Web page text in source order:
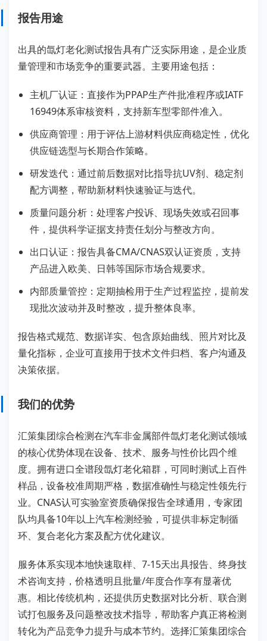
报告用途
出具的氙灯老化测试报告具有广泛实际用途，是企业质
量管理和市场竞争的重要武器。主要用途包括：
主机厂认证：直接作为PPAP生产件批准程序或IATF
16949体系审核资料，支持新车型零部件准入。
供应商管理：用于评估上游材料供应商稳定性，优化
供应链选型与长期合作策略。
研发迭代：通过前后数据对比指导抗UV剂、稳定剂
配方调整，帮助新材料快速验证与迭代。
质量问题分析：处理客户投诉、现场失效或召回事
件，提供科学证据支持责任划分与整改方向。
出口认证：报告具备CMA/CNAS双认证资质，支持
产品进入欧美、日韩等国际市场合规要求。
内部质量管控：定期抽检用于生产过程监控，提前发
现批次波动并及时整改，提升整体良率。
报告格式规范、数据详实、包含原始曲线、照片对比及
量化指标，企业可直接用于技术文件归档、客户沟通及
决策依据。
我们的优势
汇策集团综合检测在汽车非金属部件氙灯老化测试领域
的核心优势体现在设备、技术、服务与性价比四个维
度。拥有进口全谱段氙灯老化箱群，可同时测试上百件
样品，设备校准周期严格，数据准确性与稳定性领先行
业。CNAS认可实验室资质确保报告全球通用，专家团
队均具备10年以上汽车检测经验，可提供非标定制循
环、复合老化方案及配方优化建议。
服务体系实现本地快速取样、7-15天出具报告、终身技
术咨询支持，价格透明且批量/年度合作享有显著优
惠。相比传统机构，还提供历史数据对比分析、联合测
试打包服务及问题整改技术指导，帮助客户真正将检测
转化为产品竞争力提升与成本节约。选择汇策集团综合